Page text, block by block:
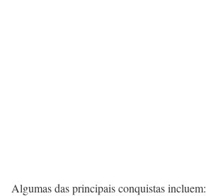
Algumas das principais conquistas incluem: